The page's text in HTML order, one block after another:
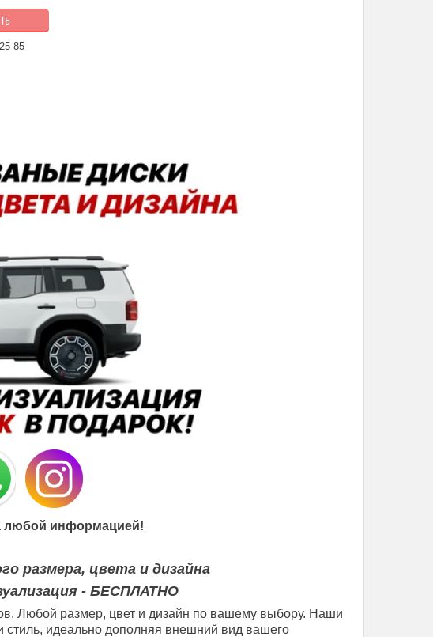
85
любой информацией!
размера, цвета и дизайна
- БЕСПЛАТНО
Любой размер, цвет и дизайн по вашему выбору. Наши
стиль, идеально дополняя внешний вид вашего